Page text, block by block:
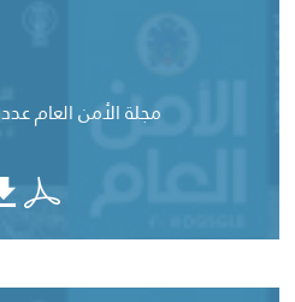
مجلة الأمن العام عدد 152 ايار 2026